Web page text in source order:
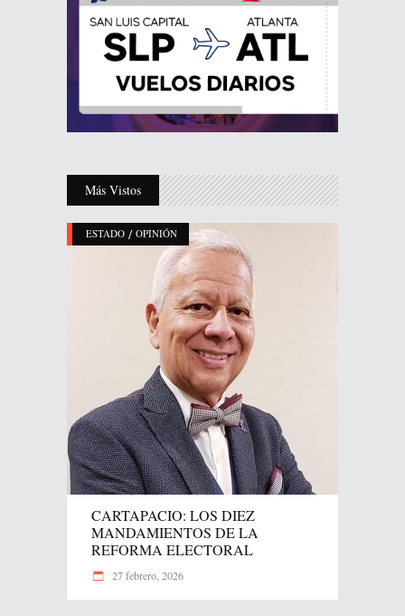
Más Vistos
ESTADO / OPINIÓN
CARTAPACIO: LOS DIEZ
MANDAMIENTOS DE LA
REFORMA ELECTORAL
27 febrero, 2026